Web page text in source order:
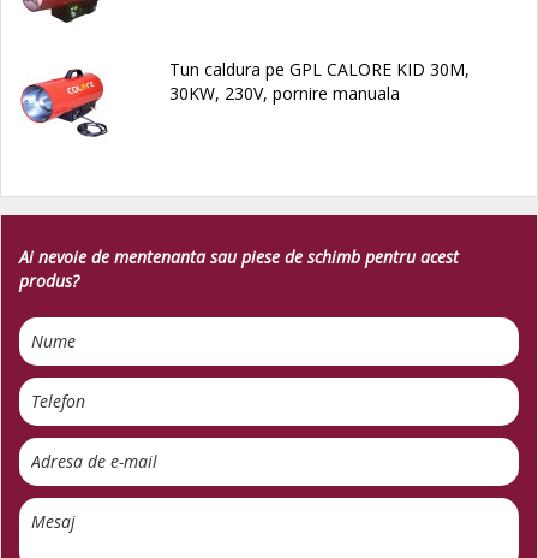
Tun caldura pe GPL CALORE KID 30M,
30KW, 230V, pornire manuala
Ai nevoie de mentenanta sau piese de schimb pentru acest
produs?